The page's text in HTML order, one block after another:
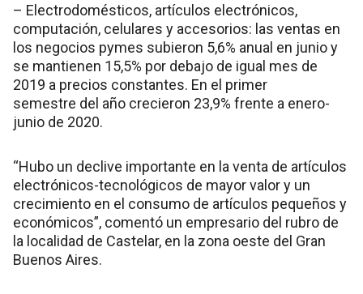
– Electrodomésticos, artículos electrónicos,
computación, celulares y accesorios: las ventas en
los negocios pymes subieron 5,6% anual en junio y
se mantienen 15,5% por debajo de igual mes de
2019 a precios constantes. En el primer
semestre del año crecieron 23,9% frente a enero-
junio de 2020.
“Hubo un declive importante en la venta de artículos
electrónicos-tecnológicos de mayor valor y un
crecimiento en el consumo de artículos pequeños y
económicos”, comentó un empresario del rubro de
la localidad de Castelar, en la zona oeste del Gran
Buenos Aires.